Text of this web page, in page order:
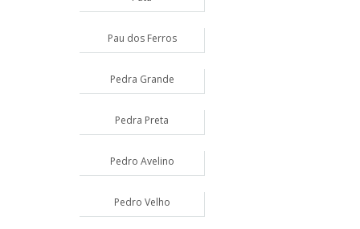
Pau dos Ferros
Pedra Grande
Pedra Preta
Pedro Avelino
Pedro Velho